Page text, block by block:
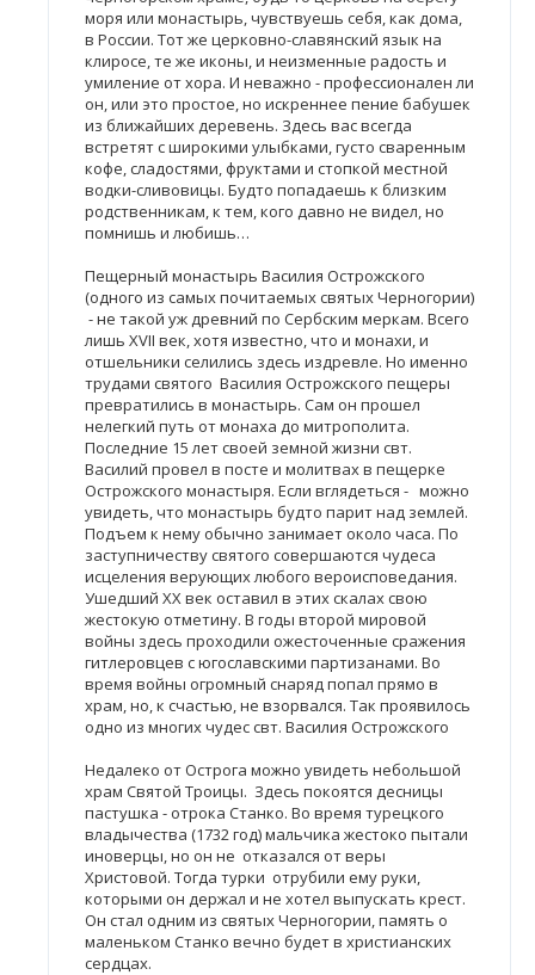
моря или монастырь, чувствуешь себя, как дома,
в России. Тот же церковно-славянский язык на
клиросе, те же иконы, и неизменные радость и
умиление от хора. И неважно - профессионален ли
он, или это простое, но искреннее пение бабушек
из ближайших деревень. Здесь вас всегда
встретят с широкими улыбками, густо сваренным
кофе, сладостями, фруктами и стопкой местной
водки-сливовицы. Будто попадаешь к близким
родственникам, к тем, кого давно не видел, но
помнишь и любишь…
Пещерный монастырь Василия Острожского
(одного из самых почитаемых святых Черногории)
- не такой уж древний по Сербским меркам. Всего
лишь XVII век, хотя известно, что и монахи, и
отшельники селились здесь издревле. Но именно
трудами святого Василия Острожского пещеры
превратились в монастырь. Сам он прошел
нелегкий путь от монаха до митрополита.
Последние 15 лет своей земной жизни свт.
Василий провел в посте и молитвах в пещерке
Острожского монастыря. Если вглядеться - можно
увидеть, что монастырь будто парит над землей.
Подъем к нему обычно занимает около часа. По
заступничеству святого совершаются чудеса
исцеления верующих любого вероисповедания.
Ушедший XX век оставил в этих скалах свою
жестокую отметину. В годы второй мировой
войны здесь проходили ожесточенные сражения
гитлеровцев с югославскими партизанами. Во
время войны огромный снаряд попал прямо в
храм, но, к счастью, не взорвался. Так проявилось
одно из многих чудес свт. Василия Острожского
Недалеко от Острога можно увидеть небольшой
храм Святой Троицы. Здесь покоятся десницы
пастушка - отрока Станко. Во время турецкого
владычества (1732 год) мальчика жестоко пытали
иноверцы, но он не отказался от веры
Христовой. Тогда турки отрубили ему руки,
которыми он держал и не хотел выпускать крест.
Он стал одним из святых Черногории, память о
маленьком Станко вечно будет в христианских
сердцах.